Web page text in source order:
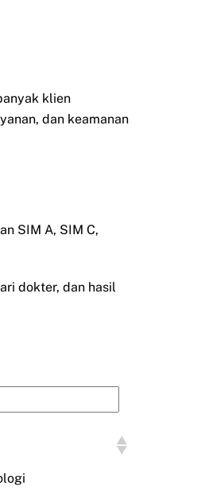
klien
dan keamanan
SIM A, SIM C,
dokter, dan hasil